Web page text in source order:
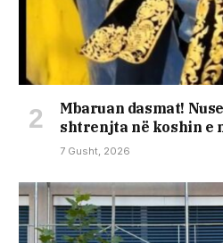
Mbaruan dasmat!
shtrenjta në koshin e
7 Gusht, 2026